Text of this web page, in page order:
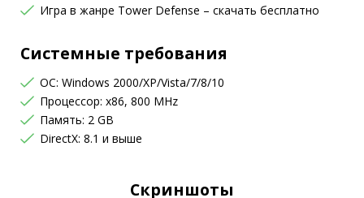
Игра в жанре Tower Defense – скачать бесплатно
Системные требования
OC: Windows 2000/XP/Vista/7/8/10
Процессор: x86, 800 MHz
Память: 2 GB
DirectX: 8.1 и выше
Скриншоты